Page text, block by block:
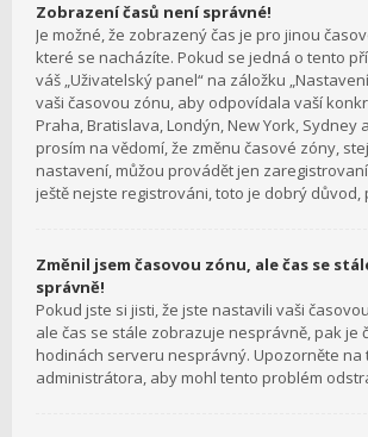
Zobrazení časů není správné!
Je možné, že zobrazený čas je pro jinou
které se nacházíte. Pokud se jedná o tento
váš „Uživatelský panel“ na záložku
vaši časovou zónu, aby odpovídala vaší
Praha, Bratislava, Londýn, New York, Sydney
prosím na vědomí, že změnu časové zóny,
nastavení, můžou provádět jen
ještě nejste registrováni, toto je dobrý důvod,
Změnil jsem časovou zónu, ale čas se
správně!
Pokud jste si jisti, že jste nastavili vaši
ale čas se stále zobrazuje nesprávně, pak je
hodinách serveru nesprávný. Upozorněte na
administrátora, aby mohl tento problém